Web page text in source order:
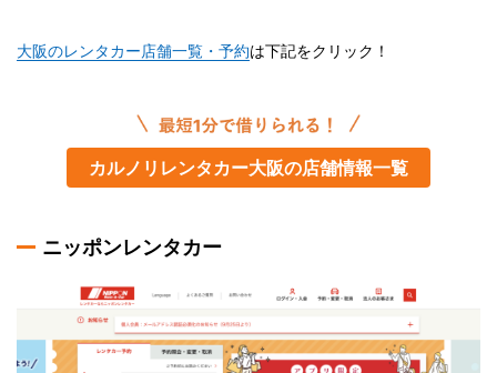
大阪のレンタカー店舗一覧・予約は下記をクリック！
カルノリレンタカー大阪の店舗情報一覧
ニッポンレンタカー